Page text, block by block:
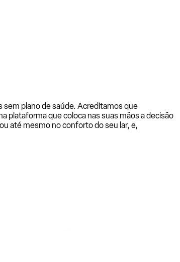
sem plano de saúde. Acreditamos que
plataforma que coloca nas suas mãos a decisão
até mesmo no conforto do seu lar, e,